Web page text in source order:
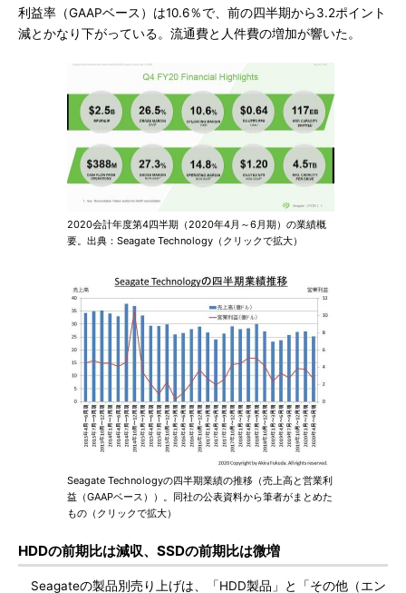
利益率（GAAPベース）は10.6％で、前の四半期から3.2ポイント
減とかなり下がっている。流通費と人件費の増加が響いた。
2020会計年度第4四半期（2020年4月～6月期）の業績概
要。出典：Seagate Technology（クリックで拡大）
Seagate Technologyの四半期業績の推移（売上高と営業利
益（GAAPベース））。同社の公表資料から筆者がまとめた
もの（クリックで拡大）
HDDの前期比は減収、SSDの前期比は微増
Seagateの製品別売り上げは、「HDD製品」と「その他（エン